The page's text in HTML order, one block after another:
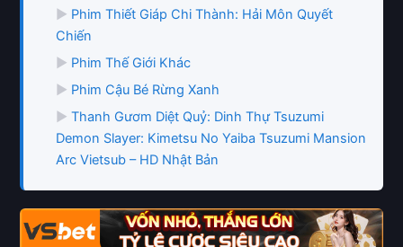
▶ Phim Thiết Giáp Chi Thành: Hải Môn Quyết
Chiến
▶ Phim Thế Giới Khác
▶ Phim Cậu Bé Rừng Xanh
▶Thanh Gươm Diệt Quỷ: Dinh Thự Tsuzumi
Demon Slayer: Kimetsu No Yaiba Tsuzumi Mansion
Arc Vietsub – HD Nhật Bản